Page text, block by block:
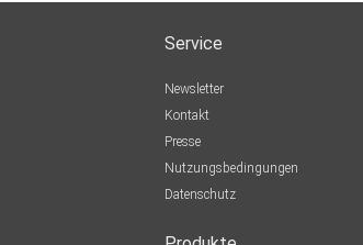
Service
Newsletter
Kontakt
Presse
Nutzungsbedingungen
Datenschutz